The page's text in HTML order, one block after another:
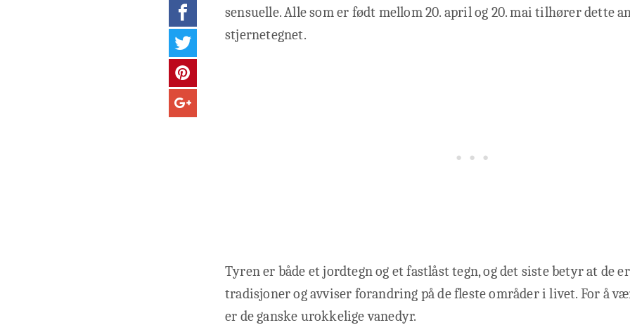
sensuelle. Alle som er født mellom 20. april og 20. mai tilhører dette
stjernetegnet.
Tyren er både et jordtegn og et fastlåst tegn, og det siste betyr at de
tradisjoner og avviser forandring på de fleste områder i livet. For å
er de ganske urokkelige vanedyr.